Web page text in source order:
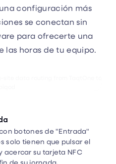
configuración más
se conectan sin
para ofrecerte una
las horas de tu equipo.
botones de "Entrada"
solo tienen que pulsar el
su tarjeta NFC
de su jornada.